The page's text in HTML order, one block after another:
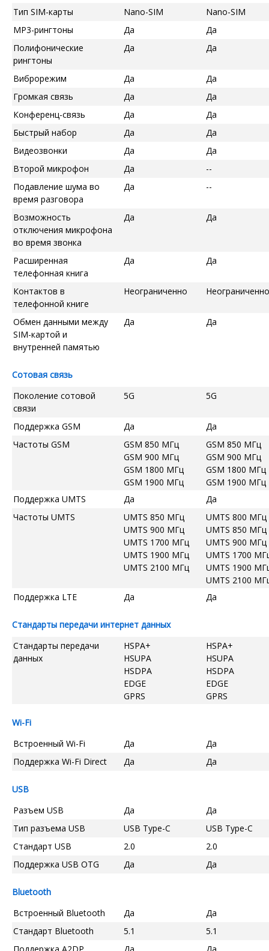
Тип SIM-карты Nano-SIM
Nano-SIM
MP3-рингтоны
Да
Да
Полифонические
рингтоны
Да Да
Виброрежим Да
Да
Громкая связь
Да
Да
Конференц-связь
Да
Да
Быстрый набор
Да
Да
Видеозвонки
Да
Да
Второй микрофон
Да
--
Подавление шума во
время разговора
Да --
Возможность
отключения микрофона
во время звонка
Да Да
Расширенная
телефонная книга
Да Да
Контактов в
телефонной книге
Неограниченно Неограниченно
Обмен данными между
SIM-картой и
внутренней памятью
Да Да
Сотовая связь
Поколение сотовой
связи
5G 5G
Поддержка GSM Да
Да
Частоты GSM
GSM 850 МГц
GSM 900 МГц
GSM 1800 МГц
GSM 1900 МГц
GSM 850 МГц
GSM 900 МГц
GSM 1800 МГц
GSM 1900 МГц
Поддержка UMTS
Да
Да
Частоты UMTS
UMTS 850 МГц
UMTS 900 МГц
UMTS 1700 МГц
UMTS 1900 МГц
UMTS 2100 МГц
UMTS 800 МГц
UMTS 850 МГц
UMTS 900 МГц
UMTS 1700
UMTS 1900
UMTS 2100
Поддержка LTE
Да Да
Стандарты передачи интернет данных
Стандарты передачи
данных
HSPA+
HSUPA
HSDPA
EDGE
GPRS
HSPA+
HSUPA
HSDPA
EDGE
GPRS
Wi-Fi
Встроенный Wi-Fi
Да
Да
Поддержка Wi-Fi Direct
Да Да
USB
Разъем USB
Да
Да
Тип разъема USB
USB Type-C
USB Type-C
Стандарт USB
2.0
2.0
Поддержка USB OTG
Да Да
Bluetooth
Встроенный Bluetooth
Да
Да
Стандарт Bluetooth
5.1
5.1